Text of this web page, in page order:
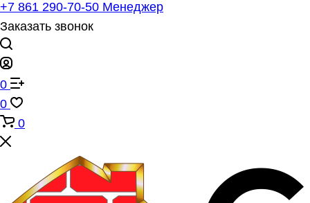
+7 861 290-70-50 Менеджер
Заказать звонок
0
0
0